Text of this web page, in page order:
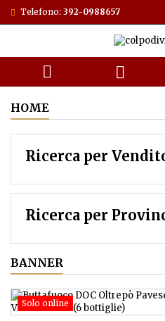
Telefono: 392-0988657
 
HOME
Ricerca per
Ricerca per
BANNER
Solo online